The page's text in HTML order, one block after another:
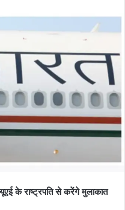
के राष्ट्रपति से करेंगे मुलाकात